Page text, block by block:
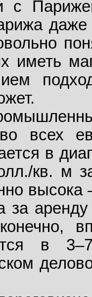
с
даже
иметь
всех
в
кв. м
за
в